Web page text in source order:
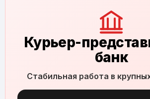
Курьер-
банк
Стабильная работа в